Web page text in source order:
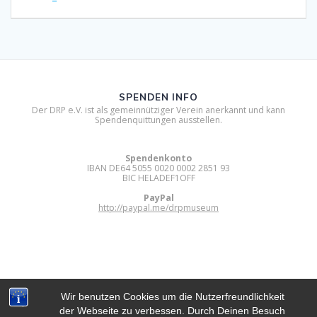
Wir benutzen Cookies um die Nutzerfreundlichkeit
der Webseite zu verbessen. Durch Deinen Besuch
DIGITAL RETRO PARK E.V.
SPENDEN INFO
Der DRP e.V. ist als gemeinnütziger Verein anerkannt und kann
Spendenquittungen ausstellen.
Spendenkonto
IBAN DE64 5055 0020 0002 2851 93
BIC HELADEF1OFF
PayPal
http://paypal.me/drpmuseum